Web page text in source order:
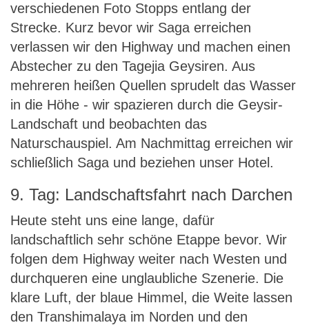
verschiedenen Foto Stopps entlang der
Strecke. Kurz bevor wir Saga erreichen
verlassen wir den Highway und machen einen
Abstecher zu den Tagejia Geysiren. Aus
mehreren heißen Quellen sprudelt das Wasser
in die Höhe - wir spazieren durch die Geysir-
Landschaft und beobachten das
Naturschauspiel. Am Nachmittag erreichen wir
schließlich Saga und beziehen unser Hotel.
9. Tag: Landschaftsfahrt nach Darchen
Heute steht uns eine lange, dafür
landschaftlich sehr schöne Etappe bevor. Wir
folgen dem Highway weiter nach Westen und
durchqueren eine unglaubliche Szenerie. Die
klare Luft, der blaue Himmel, die Weite lassen
den Transhimalaya im Norden und den